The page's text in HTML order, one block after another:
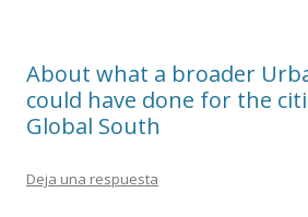
k r
About what a broader
could have done for the
Global South
Deja una respuesta